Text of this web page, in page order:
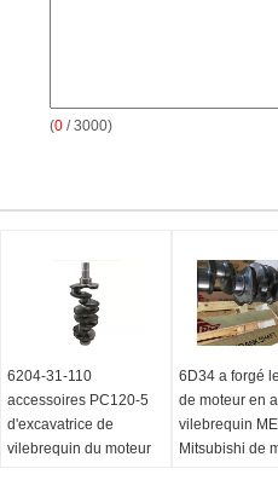
(0 / 3000)
6204-31-110
accessoires PC120-5
d'excavatrice de
vilebrequin du moteur
6D34 a forgé
de moteur en
vilebrequin
Mitsubishi de